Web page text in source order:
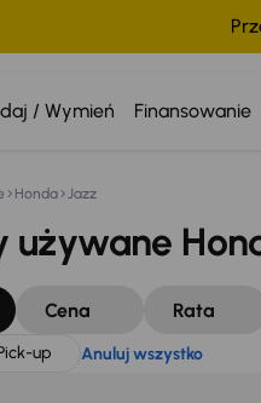
/ Wymień Finansowanie
Anuluj wszystko
Honda Jazz
używane
Cena Rata
up Anuluj wszystko